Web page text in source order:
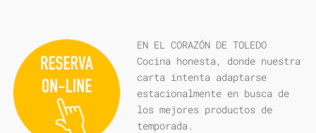
EN EL CORAZÓN DE TOLEDO
Cocina honesta, donde nuestra
carta intenta adaptarse
estacionalmente en busca de
los mejores productos de
temporada.